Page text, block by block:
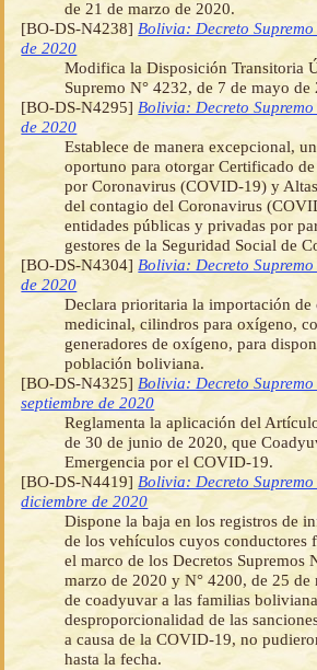
de 21 de marzo de 2020.
[BO-DS-N4238] Bolivia: Decreto
de 2020
Modifica la Disposición Transitoria
Supremo N° 4232, de 7 de mayo de
[BO-DS-N4295] Bolivia: Decreto
de 2020
Establece de manera excepcional,
oportuno para otorgar Certificado
por Coronavirus (COVID-19) y
del contagio del Coronavirus
entidades públicas y privadas por
gestores de la Seguridad Social de
[BO-DS-N4304] Bolivia: Decreto
de 2020
Declara prioritaria la importación
medicinal, cilindros para oxígeno,
generadores de oxígeno, para
población boliviana.
[BO-DS-N4325] Bolivia: Decreto
septiembre de 2020
Reglamenta la aplicación del
de 30 de junio de 2020, que
Emergencia por el COVID-19.
[BO-DS-N4419] Bolivia: Decreto
diciembre de 2020
Dispone la baja en los registros de
de los vehículos cuyos conductores
el marco de los Decretos Supremos
marzo de 2020 y N° 4200, de 25
de coadyuvar a las familias
desproporcionalidad de las
a causa de la COVID-19, no
hasta la fecha.